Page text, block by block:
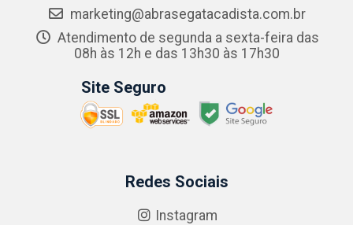
marketing@abrasegatacadista.com.br
Atendimento de segunda a sexta-feira das
08h às 12h e das 13h30 às 17h30
Site Seguro
Redes Sociais
Instagram